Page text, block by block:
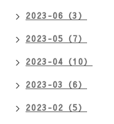
2023-06（3）
2023-05（7）
2023-04（10）
2023-03（6）
2023-02（5）